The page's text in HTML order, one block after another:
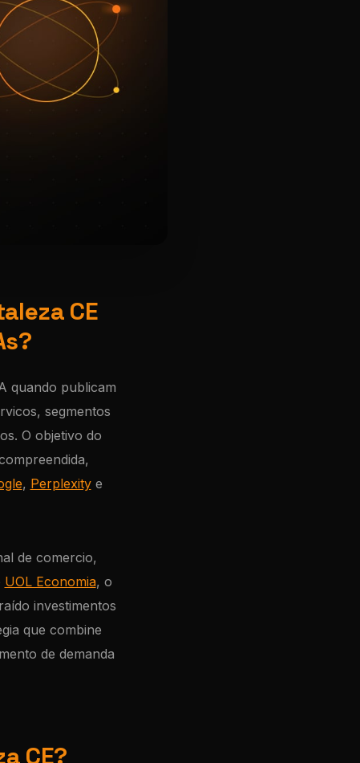
CE
quando publicam
segmentos
O objetivo do
, Perplexitye
de comercio,
UOL Economia, o
investimentos
que combine
de demanda
CE?